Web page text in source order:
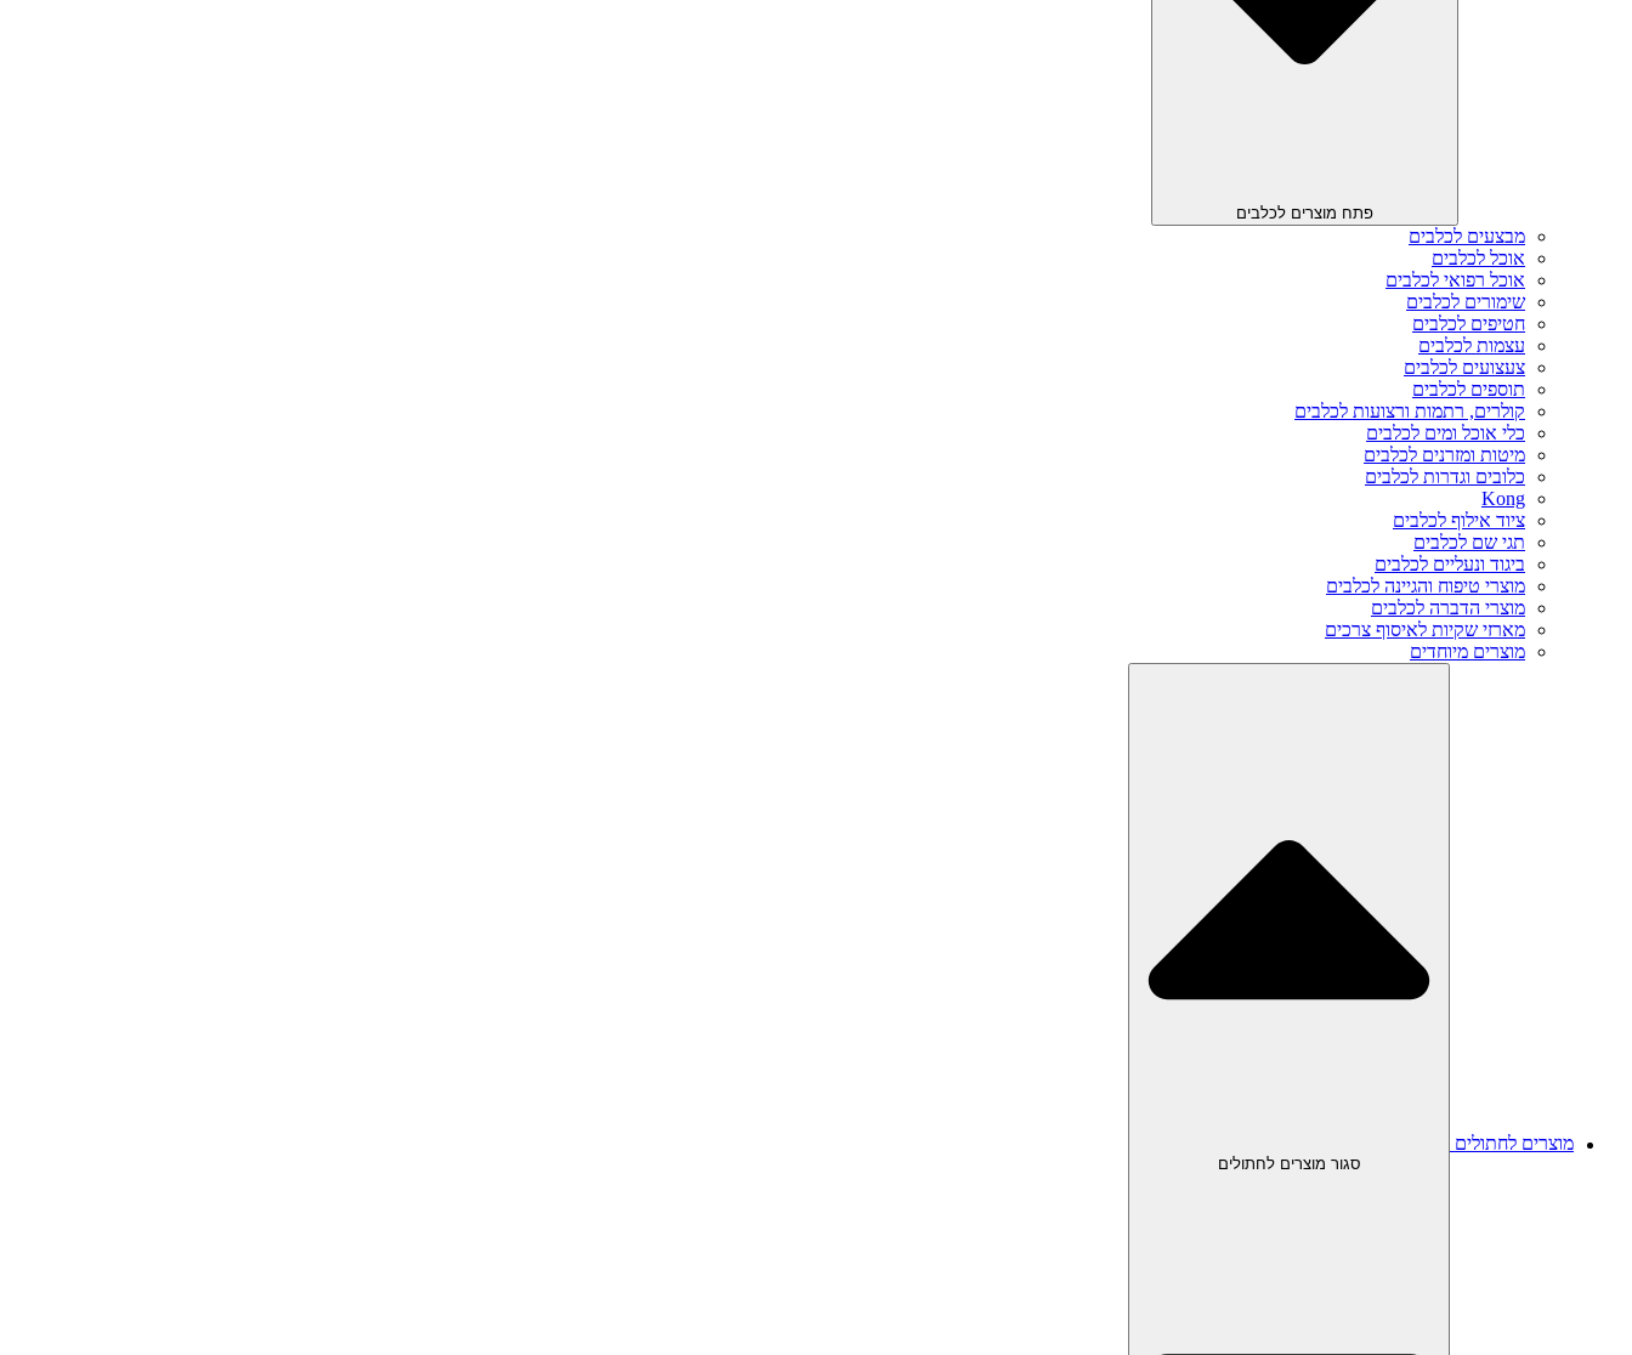
פתח מוצרים לכלבים
מבצעים לכלבים
אוכל לכלבים
אוכל רפואי לכלבים
שימורים לכלבים
חטיפים לכלבים
עצמות לכלבים
צעצועים לכלבים
תוספים לכלבים
קולרים, רתמות ורצועות לכלבים
כלי אוכל ומים לכלבים
מיטות ומזרנים לכלבים
כלובים וגדרות לכלבים
Kong
ציוד אילוף לכלבים
תגי שם לכלבים
ביגוד ונעליים לכלבים
מוצרי טיפוח והגיינה לכלבים
מוצרי הדברה לכלבים
מארזי שקיות לאיסוף צרכים
מוצרים מיוחדים
מוצרים לחתולים
סגור מוצרים לחתולים